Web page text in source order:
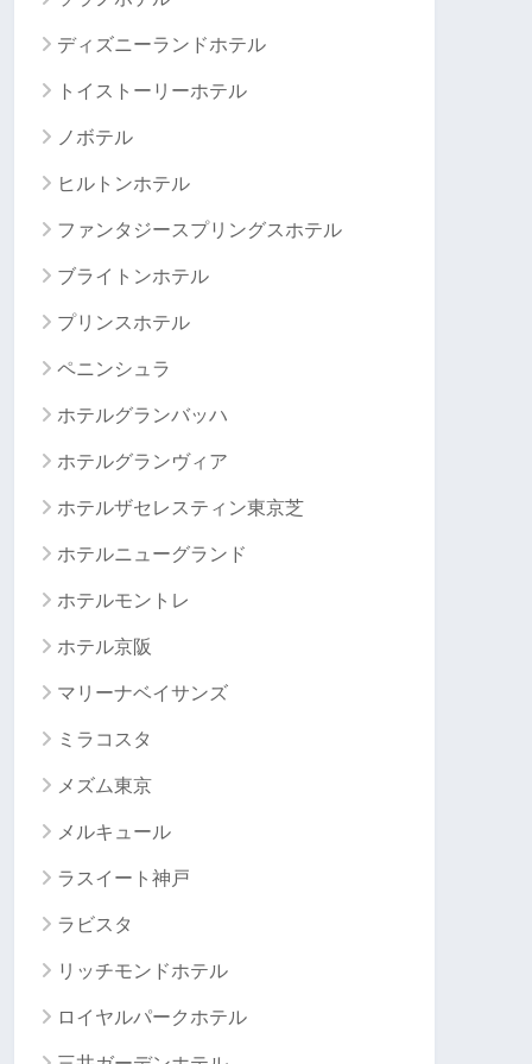
ディズニーランドホテル
トイストーリーホテル
ノボテル
ヒルトンホテル
ファンタジースプリングスホテル
ブライトンホテル
プリンスホテル
ペニンシュラ
ホテルグランバッハ
ホテルグランヴィア
ホテルザセレスティン東京芝
ホテルニューグランド
ホテルモントレ
ホテル京阪
マリーナベイサンズ
ミラコスタ
メズム東京
メルキュール
ラスイート神戸
ラビスタ
リッチモンドホテル
ロイヤルパークホテル